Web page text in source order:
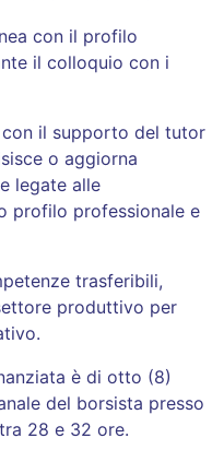
con il profilo
il colloquio con i
il supporto del tutor
o aggiorna
legate alle
profilo professionale e
trasferibili,
produttivo per
è di otto (8)
del borsista presso
28 e 32 ore.